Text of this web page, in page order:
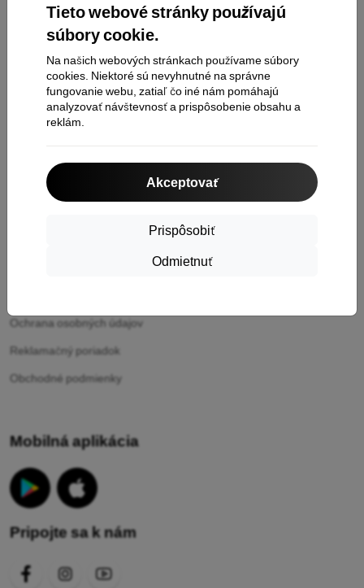
Tieto webové stránky používajú
súbory cookie.
Na našich webových stránkach používame súbory
cookies. Niektoré sú nevyhnutné na správne
fungovanie webu, zatiaľ čo iné nám pomáhajú
analyzovať návštevnosť a prispôsobenie obsahu a
reklám.
Akceptovať
Prispôsobiť
Odmietnuť
Nakupovanie
Doprava a platba
Vrátenie tovaru
Kontakt
Ochrana osobných údajov
Reklamačný poriadok
Obchodné podmienky
Mobilná aplikácia
Pripojte sa k nám